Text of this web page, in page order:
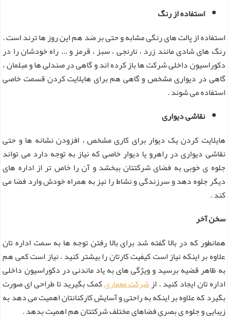
استفاده از رنگ
استفاده از پالت های رنگی مشابه و حتی بر ضد هم این روز ها ترند است .
رنگ های شادی مانند زرد ، نارنجی ، سبز ، قرمز و ... راه خودشان را در
دکوراسیون داخلی شرکت ها باز کرده اند و گاهی در صندلی ها و مبلمان ،
گاهی در دیواری مشخص و گاهی هم برای هایلایت کردن قسمت خاصی
استفاده می شوند .
نقاشی دیواری
هایلایت کردن یک دیوار برای کاری مشخص ، افزودن نشانه ها و حتی
نقاشی دیواری در راهرو یا دیوار خاصی که نیاز به توجه دارد می تواند
جلوه ی خوبی به فضای شرکتتان ببخشد و آن را خاص تر از اداره های
دیگر جلوه دهد و سرزندگی و نشاط را نیز به همراه خودش وارد فضا می
کند .
سخن آخر
همانطور که در بالا گفته شد برای بالا رفتن توجه ها به سمت اداره تان
علاوه بر اینکه نیاز است کیفیت کارتان را بیشتر کنید ، نیاز است کمی هم
به ظاهر قضیه برسید و ویژگی های به یاد ماندنی در دکوراسیون داخلی
اداره تان ایجاد کنید . ازشرکت معماریکمک بگیرید تا طراحی ای صورت
بگیرد که علاوه بر اینکه به راحتی و آسایش کارکنانتان اهمیت می دهد به
زیبایی و جلوه ی بصری فضاهای مختلف شرکتتان هم اهمیت بدهد .